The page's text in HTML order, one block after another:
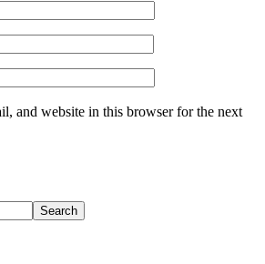
and website in this browser for the next
Search